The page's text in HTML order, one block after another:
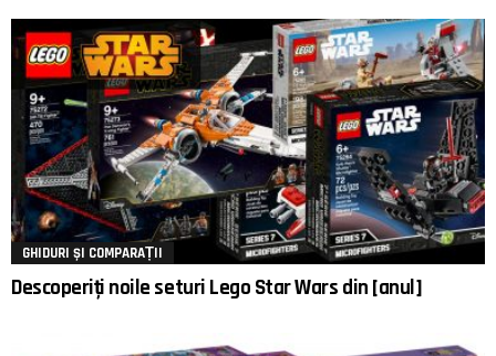
GHIDURI ȘI COMPARAȚII
Descoperiți noile seturi Lego Star Wars din [anul]